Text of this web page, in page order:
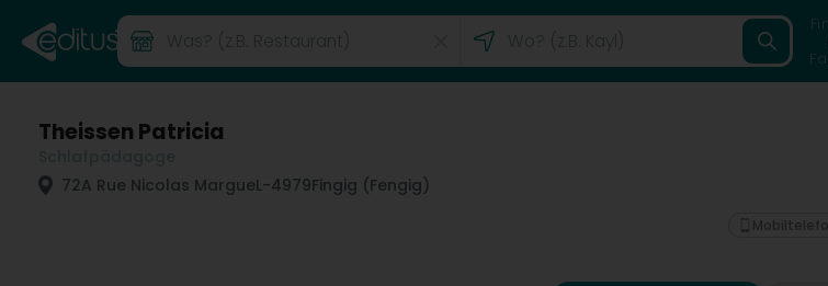
Theissen Patricia
72A Rue Nicolas MargueL-4979Fingig (Fengig)